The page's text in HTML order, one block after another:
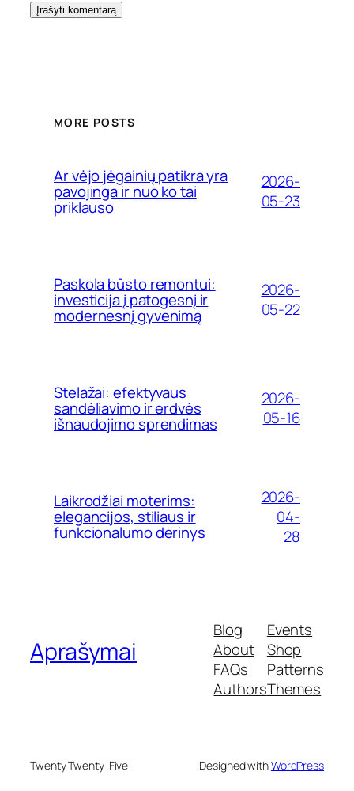
MORE POSTS
Ar vėjo jėgainių patikra yra
pavojinga ir nuo ko tai
priklauso
2026-
05-23
Paskola būsto remontui:
investicija į patogesnį ir
modernesnį gyvenimą
2026-
05-22
Stelažai: efektyvaus
sandėliavimo ir erdvės
išnaudojimo sprendimas
2026-
05-16
Laikrodžiai moterims:
elegancijos, stiliaus ir
funkcionalumo derinys
2026-
04-
28
Aprašymai
Blog
About
FAQs
Authors
Events
Shop
Patterns
Themes
Twenty Twenty-Five Designed withWordPress